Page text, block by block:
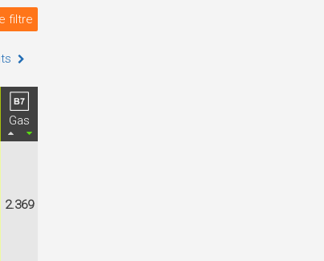
filtre
Gas
2.369